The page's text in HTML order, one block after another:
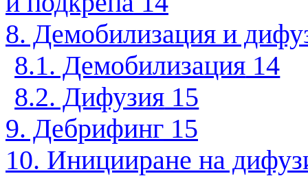
8. Демобилизация и
8.1. Демобилизация 14
8.2. Дифузия 15
9. Дебрифинг 15
10. Иницииране на